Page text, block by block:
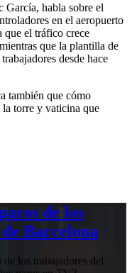
habla sobre el
en el aeropuerto
que el tráfico crece
que la plantilla de
desde hace
también que cómo
torre y vaticina que
de los
Barcelona
los trabajadores del